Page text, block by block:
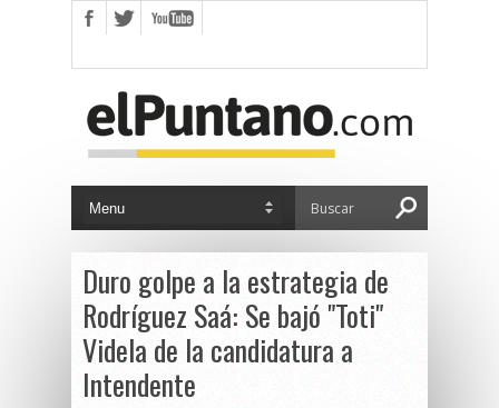
Duro golpe a la estrategia de
Rodríguez Saá: Se bajó "Toti"
Videla de la candidatura a
Intendente